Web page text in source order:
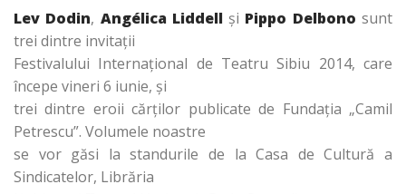
Lev Dodin, Angélica Liddellși Pippo Delbono sunt
trei dintre invitații
Festivalului Internațional de Teatru Sibiu 2014, care
începe vineri 6 iunie, și
trei dintre eroii cărților publicate de Fundația „Camil
Petrescu”. Volumele noastre
se vor găsi la standurile de la Casa de Cultură a
Sindicatelor, Librăria